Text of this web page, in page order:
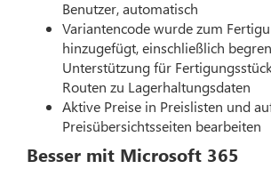
Benutzer, automatisch
Variantencode wurde zum
hinzugefügt, einschließlich
Unterstützung für
Routen zu Lagerhaltungsdaten
Aktive Preise in Preislisten und
Preisübersichtsseiten bearbeiten
Besser mit Microsoft 365